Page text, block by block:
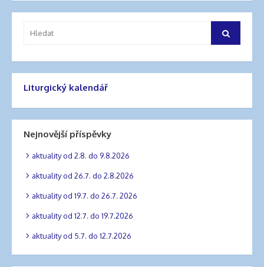
Hledat
Liturgický kalendář
Nejnovější příspěvky
aktuality od 2.8. do 9.8.2026
aktuality od 26.7. do 2.8.2026
aktuality od 19.7. do 26.7. 2026
aktuality od 12.7. do 19.7.2026
aktuality od 5.7. do 12.7.2026